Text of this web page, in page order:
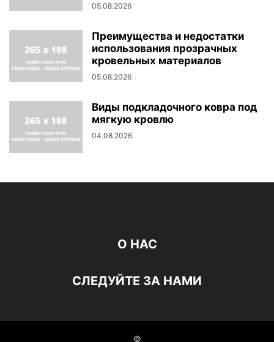
05.08.2026
Преимущества и недостатки
использования прозрачных
кровельных материалов
05.08.2026
Виды подкладочного ковра под
мягкую кровлю
04.08.2026
О НАС
СЛЕДУЙТЕ ЗА НАМИ
©